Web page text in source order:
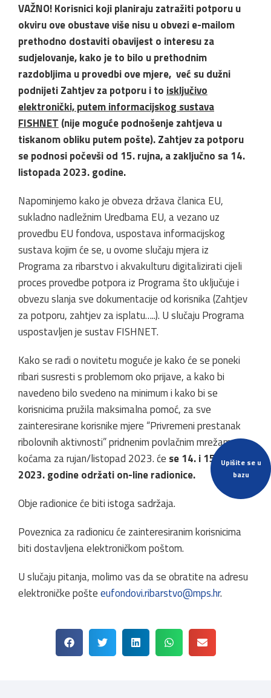
Upišite se u
bazu
VAŽNO! Korisnici koji planiraju zatražiti potporu u
okviru ove obustave više nisu u obvezi e-mailom
prethodno dostaviti obavijest o interesu za
sudjelovanje, kako je to bilo u prethodnim
razdobljima u provedbi ove mjere, već su dužni
podnijeti Zahtjev za potporu i to isključivo
elektronički, putem informacijskog sustava
FISHNET (nije moguće podnošenje zahtjeva u
tiskanom obliku putem pošte). Zahtjev za potporu
se podnosi počevši od 15. rujna, a zaključno sa 14.
listopada 2023. godine.
Napominjemo kako je obveza država članica EU,
sukladno nadležnim Uredbama EU, a vezano uz
provedbu EU fondova, uspostava informacijskog
sustava kojim će se, u ovome slučaju mjera iz
Programa za ribarstvo i akvakulturu digitalizirati cijeli
proces provedbe potpora iz Programa što uključuje i
obvezu slanja sve dokumentacije od korisnika (Zahtjev
za potporu, zahtjev za isplatu…..). U slučaju Programa
uspostavljen je sustav FISHNET.
Kako se radi o novitetu moguće je kako će se poneki
ribari susresti s problemom oko prijave, a kako bi
navedeno bilo svedeno na minimum i kako bi se
korisnicima pružila maksimalna pomoć, za sve
zainteresirane korisnike mjere “Privremeni prestanak
ribolovnih aktivnosti” pridnenim povlačnim mrežama –
koćama za rujan/listopad 2023. će se 14. i 15. rujna
2023. godine održati on-line radionice.
Obje radionice će biti istoga sadržaja.
Poveznica za radionicu će zainteresiranim korisnicima
biti dostavljena elektroničkom poštom.
U slučaju pitanja, molimo vas da se obratite na adresu
elektroničke pošteeufondovi.ribarstvo@mps.hr.